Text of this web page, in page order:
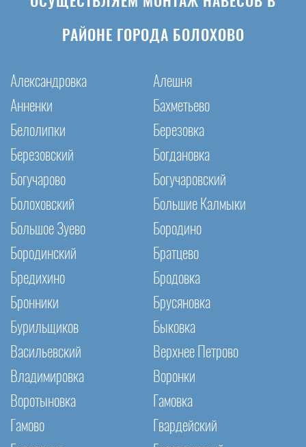
РАЙОНЕ ГОРОДА БОЛОХОВО
Александровка
Алешня
Анненки
Бахметьево
Белолипки
Березовка
Березовский
Богдановка
Богучарово
Богучаровский
Болоховский
Большие Калмыки
Большое Зуево
Бородино
Бородинский
Братцево
Бредихино
Бродовка
Бронники
Брусяновка
Бурильщиков
Быковка
Васильевский
Верхнее Петрово
Владимировка
Воронки
Воротыновка
Гамовка
Гамово
Гвардейский